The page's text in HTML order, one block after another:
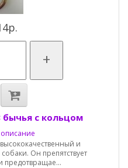
+
с кольцом
и
Он препятствует
предотвращае...